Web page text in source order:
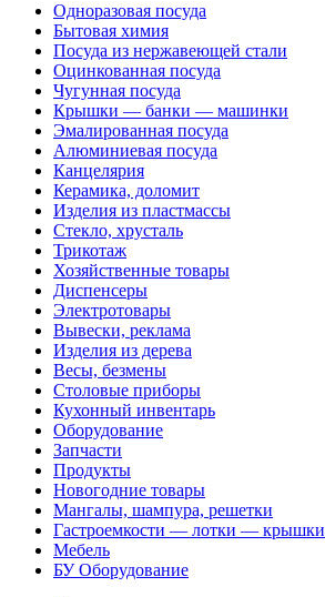
Одноразовая посуда
Бытовая химия
Посуда из нержавеющей стали
Оцинкованная посуда
Чугунная посуда
Крышки — банки — машинки
Эмалированная посуда
Алюминиевая посуда
Канцелярия
Керамика, доломит
Изделия из пластмассы
Стекло, хрусталь
Трикотаж
Хозяйственные товары
Диспенсеры
Электротовары
Вывески, реклама
Изделия из дерева
Весы, безмены
Столовые приборы
Кухонный инвентарь
Оборудование
Запчасти
Продукты
Новогодние товары
Мангалы, шампура, решетки
Гастроемкости — лотки — крышки
Мебель
БУ Оборудование